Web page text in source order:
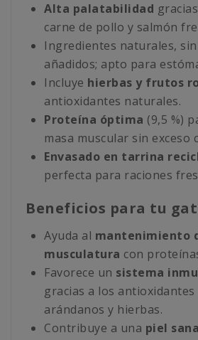
Alta palatabilidad
carne de pollo y salmón
Ingredientes naturales,
añadidos; apto para
Incluye hierbas y frutos
antioxidantes naturales.
Proteína óptima (9,5 %)
masa muscular sin exceso
Envasado en tarrina
perfecta para raciones
Beneficios para tu
Ayuda al mantenimiento
musculatura con
Favorece un sistema
gracias a los
arándanos y hierbas.
Contribuye a una piel